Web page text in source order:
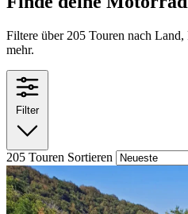
Filtere über 205 Touren nach
mehr.
Filter
205 Touren Sortieren